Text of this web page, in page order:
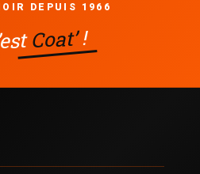
DEPUIS 1966
Coat’!